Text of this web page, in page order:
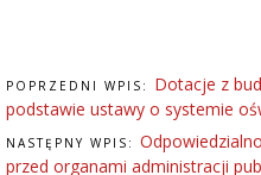
POPRZEDNI WPIS: Dotacje z
podstawie ustawy o systemie
NASTĘPNY WPIS:
przed organami administracji